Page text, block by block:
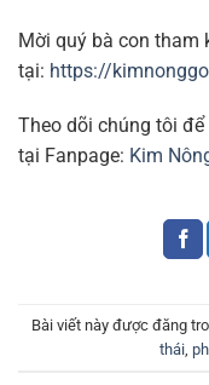
Mời quý bà con tham
tại: https://
Theo dõi chúng tôi
tại Fanpage: Kim
Bài viết này được đăng
thái,